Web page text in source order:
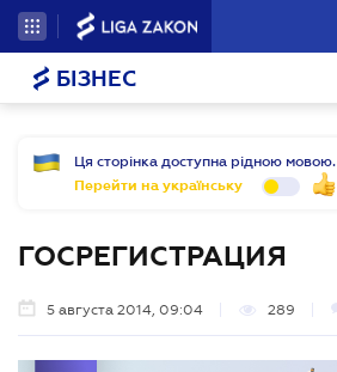
БІЗНЕС
Ця сторінка доступна рідною мовою.
Перейти на українську
ГОСРЕГИСТРАЦИЯ
5 августа 2014, 09:04 289